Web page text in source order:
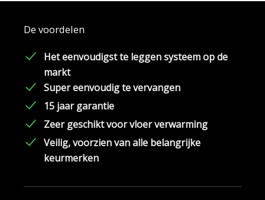
De voordelen
Het eenvoudigst te leggen systeem op de
markt
Super eenvoudig te vervangen
15 jaar garantie
Zeer geschikt voor vloer verwarming
Veilig, voorzien van alle belangrijke
keurmerken